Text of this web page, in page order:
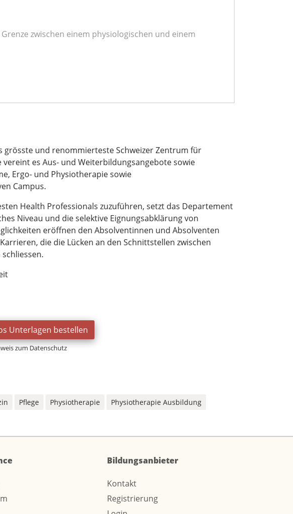
zwischen einem physiologischen und einem
grösste und renommierteste Schweizer Zentrum für
es Aus- und Weiterbildungsangebote sowie
Ergo- und Physiotherapie sowie
Campus.
Health Professionals zuzuführen, setzt das Departement
Niveau und die selektive Eignungsabklärung von
eröffnen den Absolventinnen und Absolventen
die die Lücken an den Schnittstellen zwischen
Unterlagen bestellen
zum Datenschutz
Pflege Physiotherapie Physiotherapie Ausbildung
Bildungsanbieter
Kontakt
Registrierung